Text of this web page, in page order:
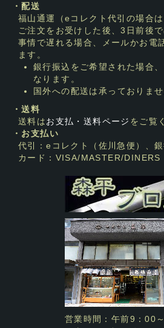
・配送
福山通運（eコレクト代引の場合は
ご注文をお受けした後、3日前後で
事情で遅れる場合、メールかお電
ます。
銀行振込をご希望された場合
なります。
国外への配送は承っておりませ
・送料
送料はお支払・送料ページ をご覧
・お支払い
代引：eコレクト（佐川急便）、
カード：VISA/MASTER/DINERS
営業時間：午前9：00